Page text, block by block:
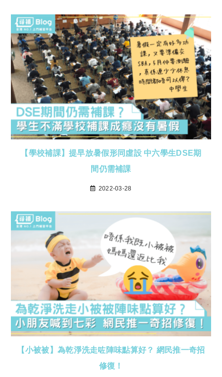
【學校補課】提早放暑假形同虛設 中六學生DSE期
間仍需補課
2022-03-28
【小被被】為乾淨洗走咗陣味點算好？ 網民推一奇招
修復！